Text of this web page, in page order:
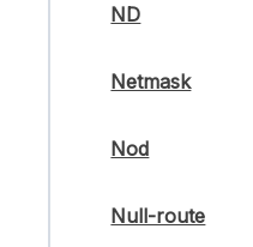
ND
Netmask
Nod
Null-route